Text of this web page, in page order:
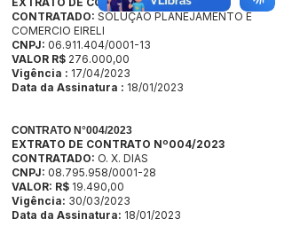
CONTRATADO: SOLUÇÃO PLANEJAMENTO E
COMERCIO EIRELI
CNPJ: 06.911.404/0001-13
VALOR R$ 276.000,00
Vigência : 17/04/2023
Data da Assinatura : 18/01/2023
CONTRATO N°004/2023
EXTRATO DE CONTRATO Nº004/2023
CONTRATADO: O. X. DIAS
CNPJ: 08.795.958/0001-28
VALOR: R$ 19.490,00
Vigência: 30/03/2023
Data da Assinatura: 18/01/2023